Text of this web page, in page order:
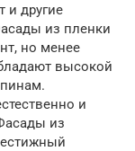
и другие
из пленки
но менее
высокой
и
из